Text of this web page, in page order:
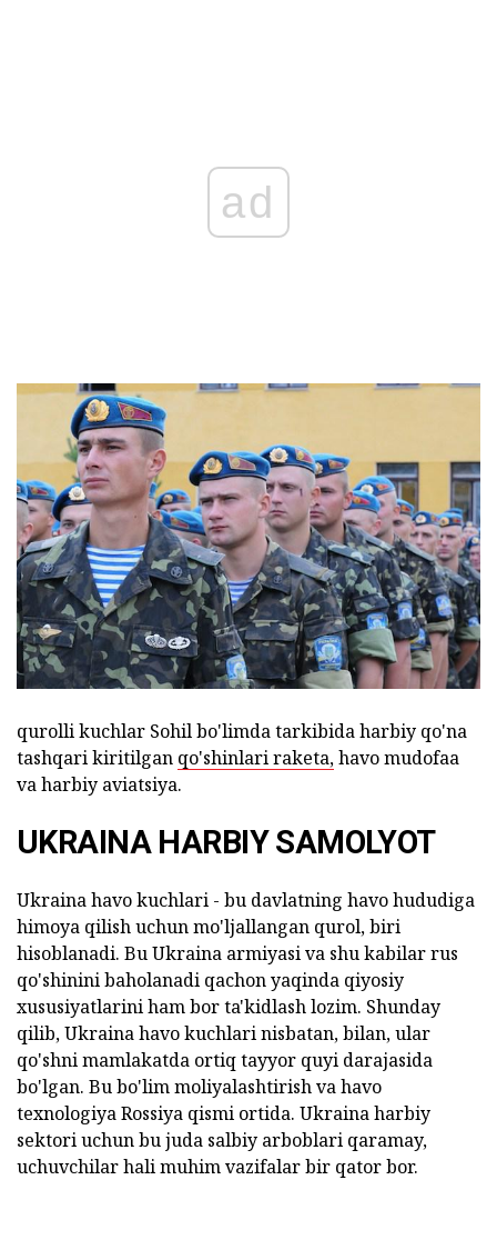
ad
qurolli kuchlar Sohil bo'limda tarkibida harbiy qo'na
tashqari kiritilgan qo'shinlari raketa,havo mudofaa
va harbiy aviatsiya.
UKRAINA HARBIY SAMOLYOT
Ukraina havo kuchlari - bu davlatning havo hududiga
himoya qilish uchun mo'ljallangan qurol, biri
hisoblanadi. Bu Ukraina armiyasi va shu kabilar rus
qo'shinini baholanadi qachon yaqinda qiyosiy
xususiyatlarini ham bor ta'kidlash lozim. Shunday
qilib, Ukraina havo kuchlari nisbatan, bilan, ular
qo'shni mamlakatda ortiq tayyor quyi darajasida
bo'lgan. Bu bo'lim moliyalashtirish va havo
texnologiya Rossiya qismi ortida. Ukraina harbiy
sektori uchun bu juda salbiy arboblari qaramay,
uchuvchilar hali muhim vazifalar bir qator bor.